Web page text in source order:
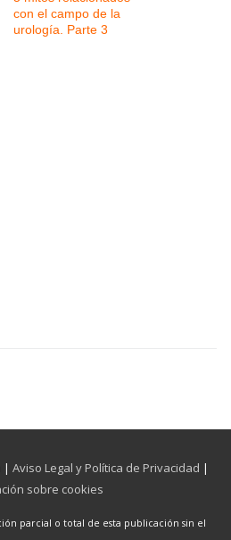
con el campo de la
urología. Parte 3
| Aviso Legal y Política de Privacidad |
sobre cookies
parcial o total de esta publicación sin el